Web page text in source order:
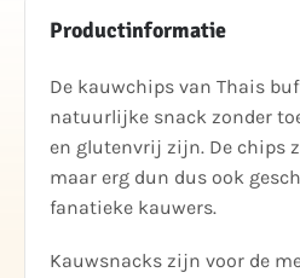
Productinformatie
De kauwchips van Thais
natuurlijke snack zonder
en glutenvrij zijn. De chips
maar erg dun dus ook
fanatieke kauwers.
Kauwsnacks zijn voor de